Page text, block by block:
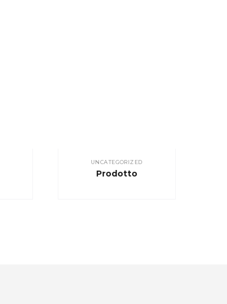
UNCATEGORIZED
Prodotto